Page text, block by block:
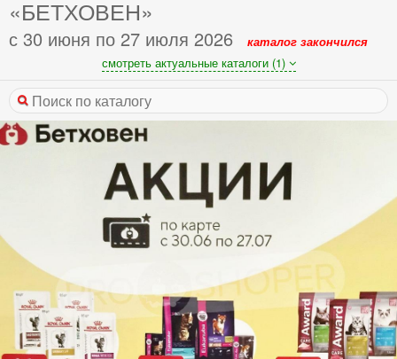
«БЕТХОВЕН»
с 30 июня по 27 июля 2026
каталог закончился
смотреть актуальные каталоги (1)